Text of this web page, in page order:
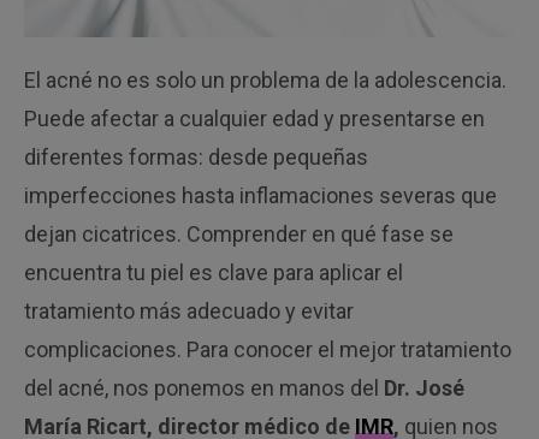
El acné no es solo un problema de la adolescencia.
Puede afectar a cualquier edad y presentarse en
diferentes formas: desde pequeñas
imperfecciones hasta inflamaciones severas que
dejan cicatrices. Comprender en qué fase se
encuentra tu piel es clave para aplicar el
tratamiento más adecuado y evitar
complicaciones. Para conocer el mejor tratamiento
del acné, nos ponemos en manos del Dr. José
María Ricart, director médico deIMR, quien nos